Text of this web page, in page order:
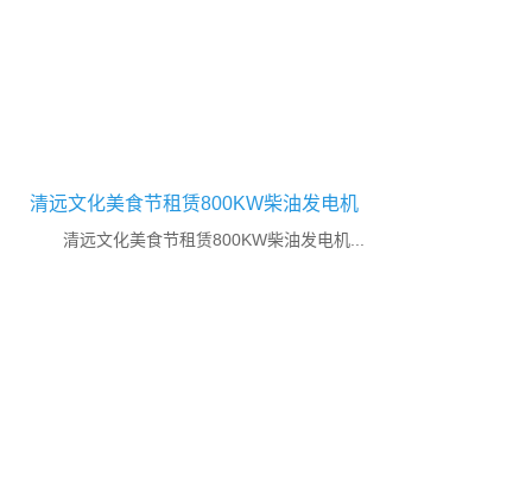
清远文化美食节租赁800KW柴油发电机
清远文化美食节租赁800KW柴油发电机...